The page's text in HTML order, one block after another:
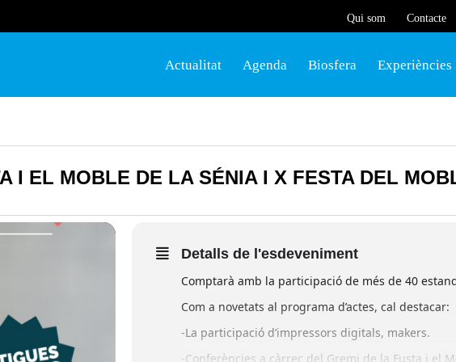
Qui som Contacte
Actualitat Agenda Biosfera Experiències
I EL MOBLE DE LA SÉNIA I X FESTA DEL
Detalls de l'esdeveniment
Comptarà amb la participació de més de 40
Com a novetats al programa d’actes, cal destacar:
-La participació d’impressors digitals, makers.
-Conferències a càrrec del Gremi de la Fusta i el